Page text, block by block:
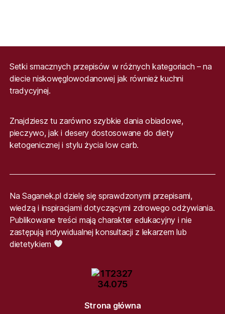
Setki smacznych przepisów w różnych kategoriach – na
diecie niskowęglowodanowej jak również kuchni
tradycyjnej.
Znajdziesz tu zarówno szybkie dania obiadowe,
pieczywo, jak i desery dostosowane do diety
ketogenicznej i stylu życia low carb.
Na Saganek.pl dzielę się sprawdzonymi przepisami,
wiedzą i inspiracjami dotyczącymi zdrowego odżywiania.
Publikowane treści mają charakter edukacyjny i nie
zastępują indywidualnej konsultacji z lekarzem lub
dietetykiem
Strona główna